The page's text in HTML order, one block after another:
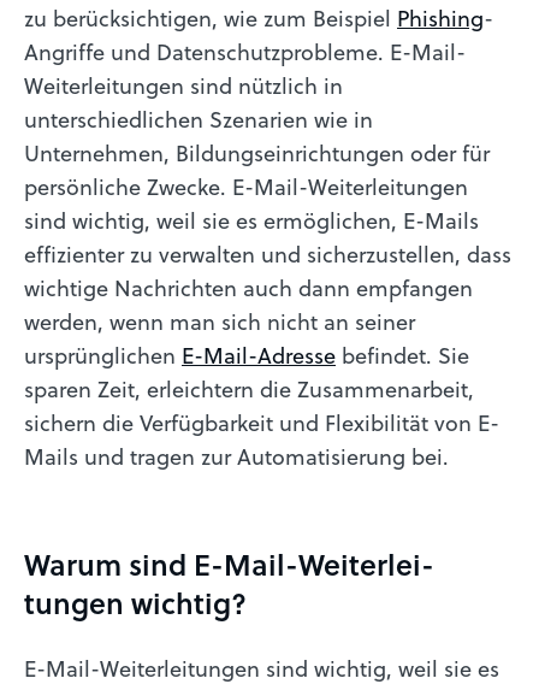
zu berücksichtigen, wie zum Beispiel Phishing-
Angriffe und Datenschutzprobleme. E-Mail-
Weiterleitungen sind nützlich in
unterschiedlichen Szenarien wie in
Unternehmen, Bildungseinrichtungen oder für
persönliche Zwecke. E-Mail-Weiterleitungen
sind wichtig, weil sie es ermöglichen, E-Mails
effizienter zu verwalten und sicherzustellen, dass
wichtige Nachrichten auch dann empfangen
werden, wenn man sich nicht an seiner
ursprünglichen E-Mail-Adresse befindet. Sie
sparen Zeit, erleichtern die Zusammenarbeit,
sichern die Verfügbarkeit und Flexibilität von E-
Mails und tragen zur Automatisierung bei.
Warum sind E-Mail-Weiter­lei­
tungen wichtig?
E-Mail-Weiterleitungen sind wichtig, weil sie es